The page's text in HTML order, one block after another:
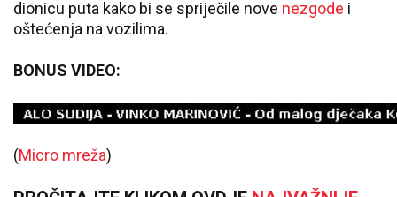
dionicu puta kako bi se spriječile nove nezgode i
oštećenja na vozilima.
BONUS VIDEO:
(Micro mreža)